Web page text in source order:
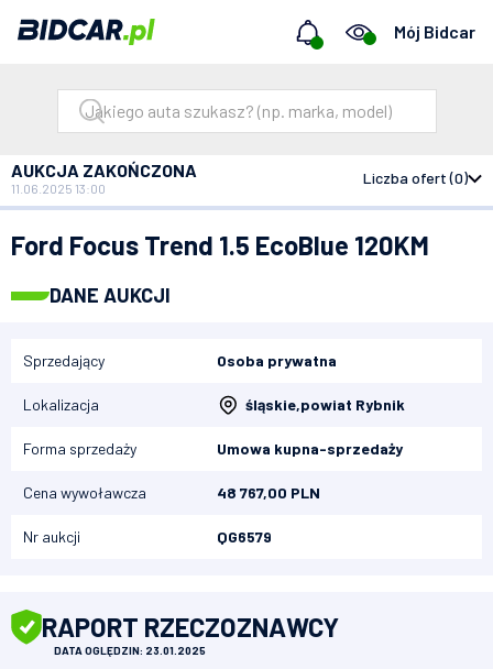
Mój Bidcar
Bidcar Aukcje
AUKCJA ZAKOŃCZONA
11.06.2025 13:00
Liczba ofert (0)
Ford Focus Trend 1.5 EcoBlue 120KM
DANE AUKCJI
Sprzedający Osoba prywatna
Lokalizacja śląskie,powiat Rybnik
Forma sprzedaży Umowa kupna-sprzedaży
Cena wywoławcza 48 767,00 PLN
Nr aukcji QG6579
RAPORT RZECZOZNAWCY
DATA OGLĘDZIN: 23.01.2025